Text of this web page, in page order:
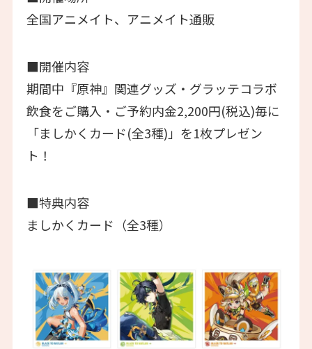
全国アニメイト、アニメイト通販
■開催内容
期間中『原神』関連グッズ・グラッテコラボ
飲食をご購入・ご予約内金2,200円(税込)毎に
「ましかくカード(全3種)」を1枚プレゼン
ト！
■特典内容
ましかくカード（全3種）